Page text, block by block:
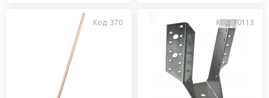
Код: 370 Код: 10113